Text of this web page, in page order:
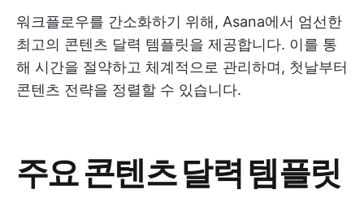
워크플로우를 간소화하기 위해, Asana에서 엄선한
최고의 콘텐츠 달력 템플릿을 제공합니다. 이를 통
해 시간을 절약하고 체계적으로 관리하며, 첫날부터
콘텐츠 전략을 정렬할 수 있습니다.
주요 콘텐츠 달력 템플릿